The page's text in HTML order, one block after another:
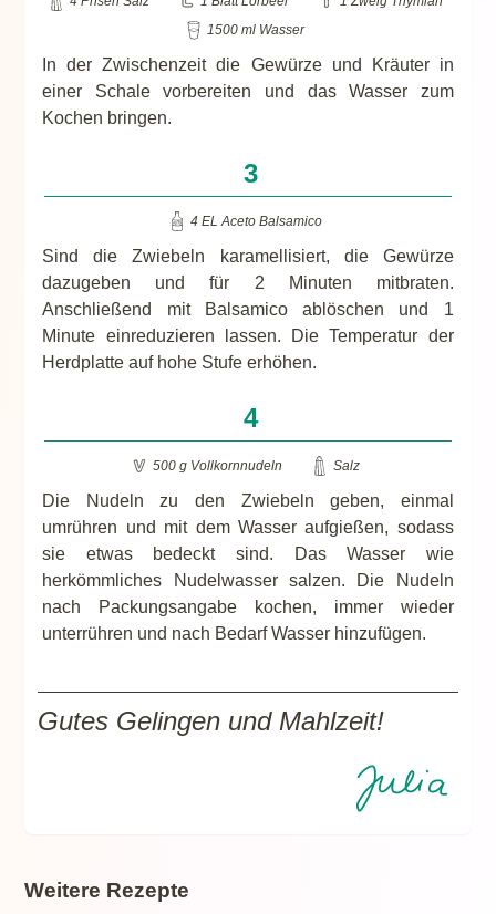
1500 ml Wasser
In der Zwischenzeit die Gewürze und Kräuter in
einer Schale vorbereiten und das Wasser zum
Kochen bringen.
4 EL Aceto Balsamico
Sind die Zwiebeln karamellisiert, die Gewürze
dazugeben und für 2 Minuten mitbraten.
Anschließend mit Balsamico ablöschen und 1
Minute einreduzieren lassen. Die Temperatur der
Herdplatte auf hohe Stufe erhöhen.
500 g Vollkornnudeln Salz
Die Nudeln zu den Zwiebeln geben, einmal
umrühren und mit dem Wasser aufgießen, sodass
sie etwas bedeckt sind. Das Wasser wie
herkömmliches Nudelwasser salzen. Die Nudeln
nach Packungsangabe kochen, immer wieder
unterrühren und nach Bedarf Wasser hinzufügen.
Gutes Gelingen und Mahlzeit!
Weitere Rezepte